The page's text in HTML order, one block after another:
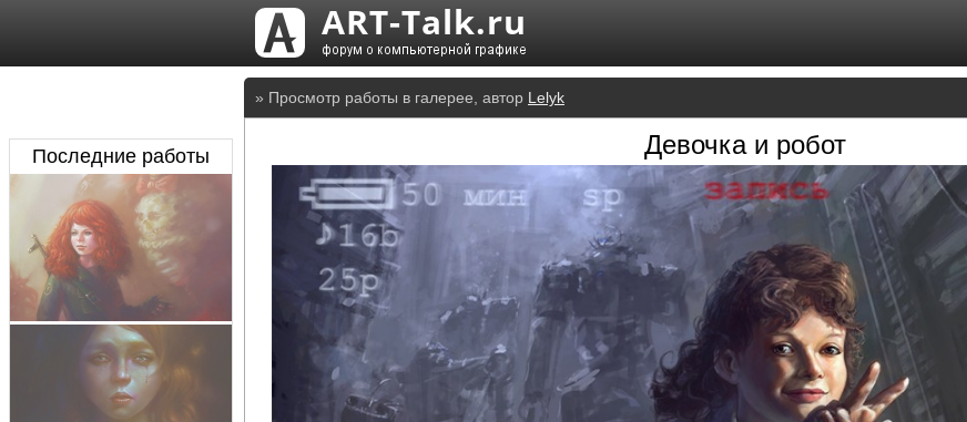
» Просмотр работы в галерее, автор Lelyk
Девочка и робот
Последние работы